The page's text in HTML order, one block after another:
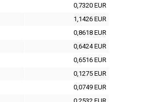
0,7320 EUR
1,1426 EUR
0,8618 EUR
0,6424 EUR
0,6516 EUR
0,1275 EUR
0,0749 EUR